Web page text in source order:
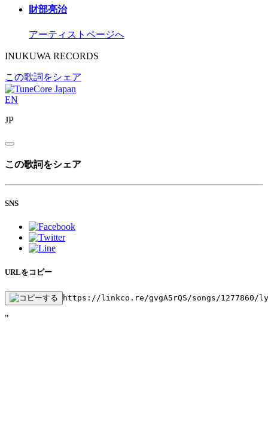
財部亮治
アーティストページへ
INUKUWA RECORDS
この歌詞をシェア
EN
JP
この歌詞をシェア
SNS
URLをコピー
https://linkco.re/gvgA5rQS/songs/1277860/
"